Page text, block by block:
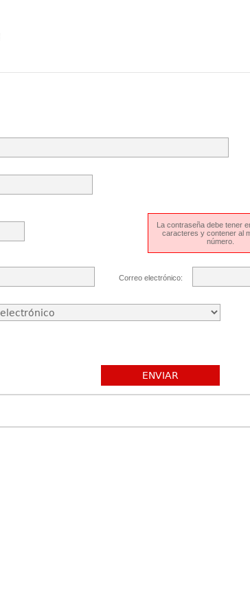
La contraseña debe tener
caracteres y contener al
número.
Correo electrónico:
ENVIAR